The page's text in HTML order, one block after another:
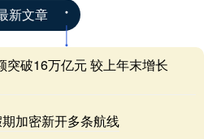
新文章
突破16万亿元 较上年末增长
加密新开多条航线